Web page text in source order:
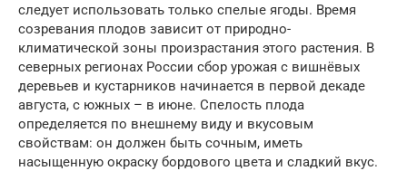
следует использовать только спелые ягоды. Время
созревания плодов зависит от природно-
климатической зоны произрастания этого растения. В
северных регионах России сбор урожая с вишнёвых
деревьев и кустарников начинается в первой декаде
августа, с южных – в июне. Спелость плода
определяется по внешнему виду и вкусовым
свойствам: он должен быть сочным, иметь
насыщенную окраску бордового цвета и сладкий вкус.